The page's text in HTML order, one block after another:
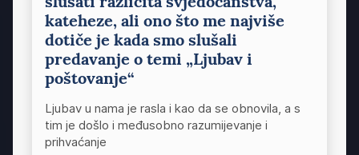
kateheze, ali ono što me najviše
dotiče je kada smo slušali
predavanje o temi „Ljubav i
poštovanje“
Ljubav u nama je rasla i kao da se obnovila, a s
tim je došlo i međusobno razumijevanje i
prihvaćanje